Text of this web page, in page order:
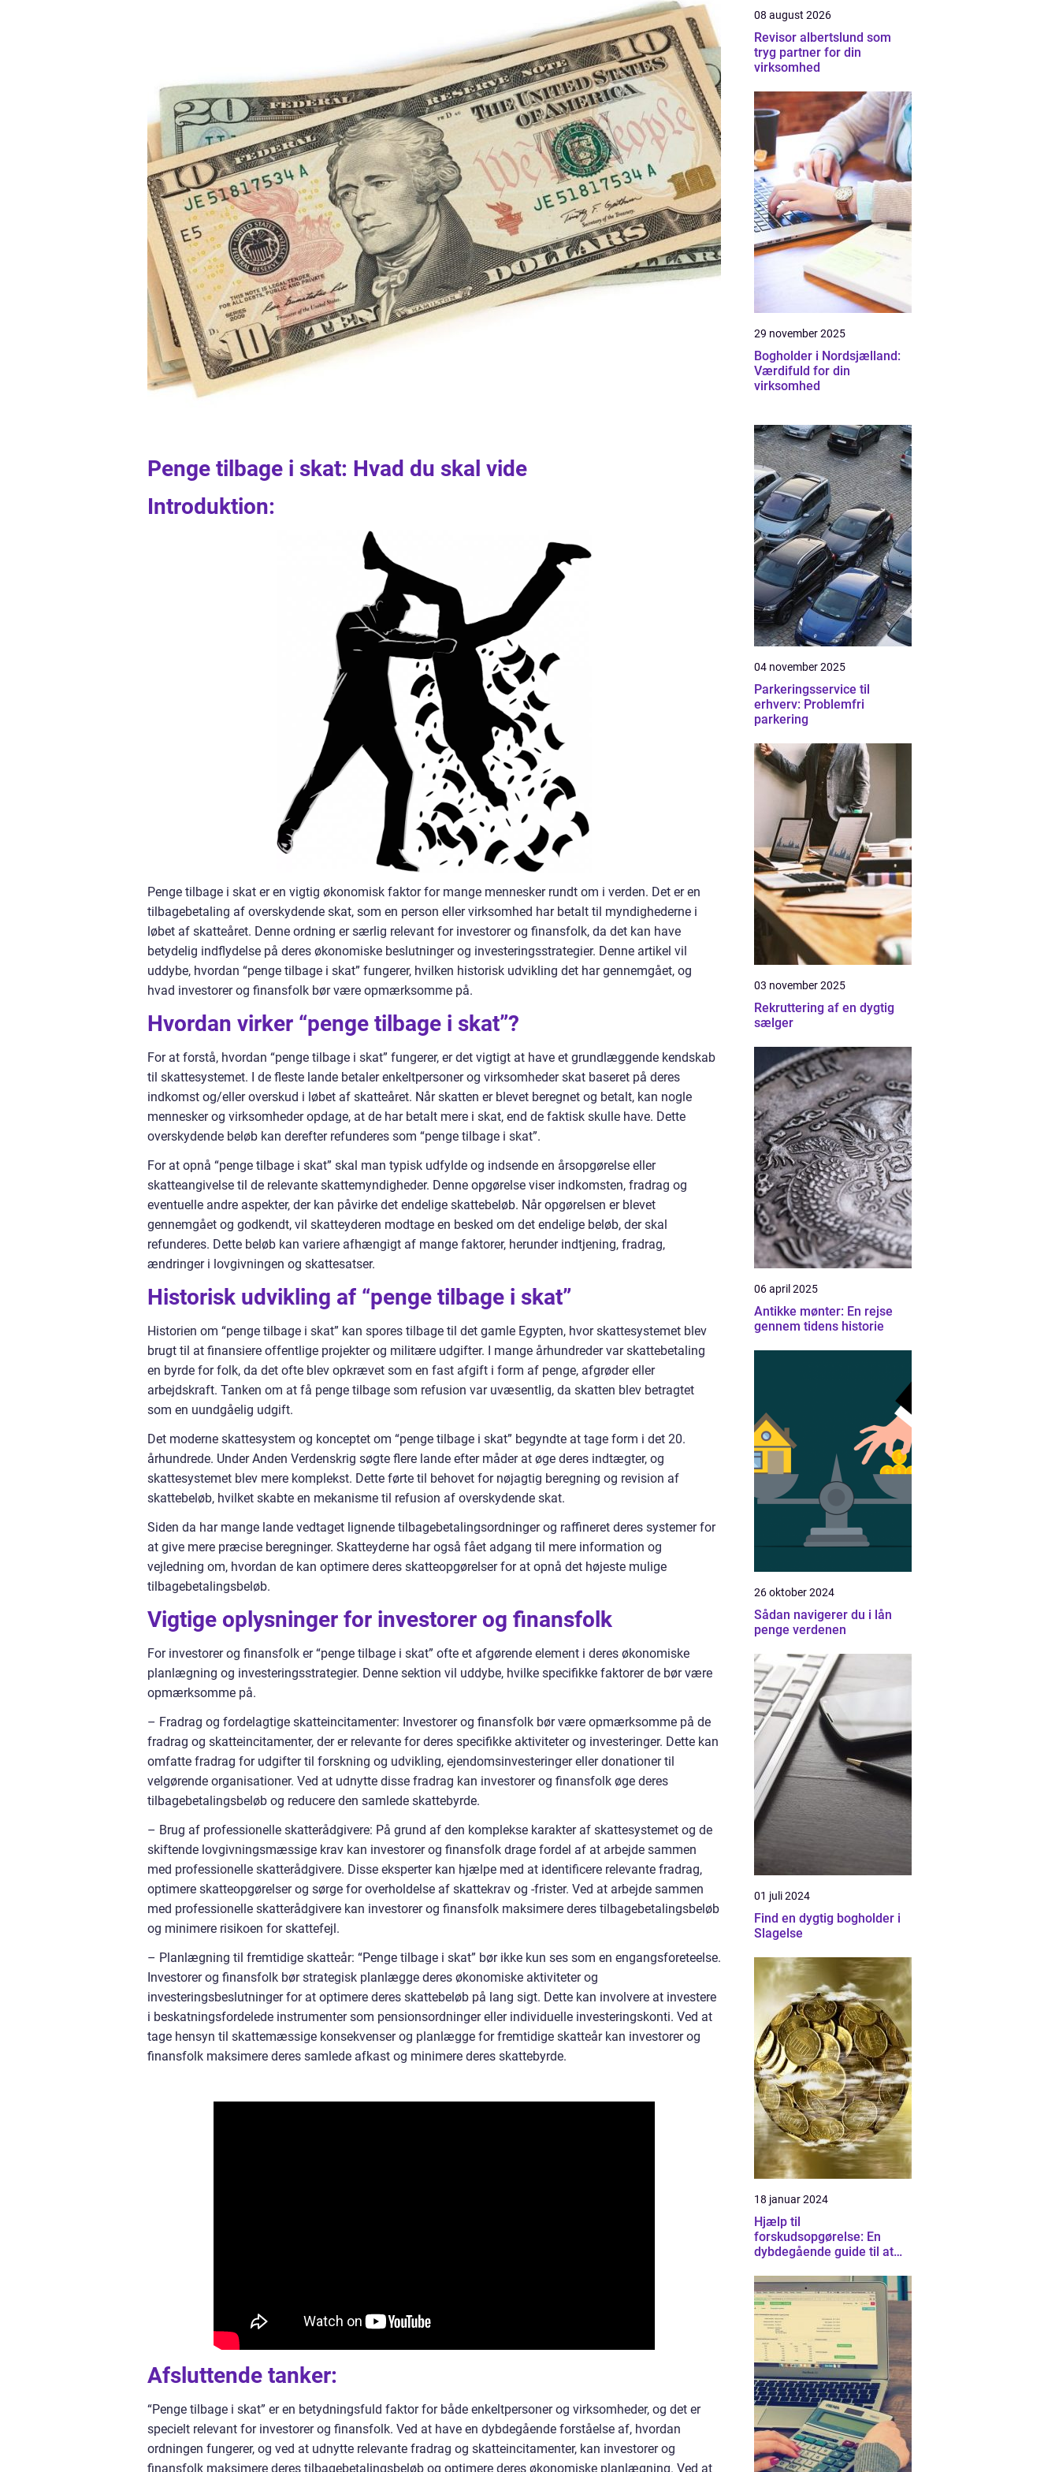
Penge tilbage i skat: Hvad du skal vide
Introduktion:
Penge tilbage i skat er en vigtig økonomisk faktor for mange mennesker rundt om i verden. Det er en
tilbagebetaling af overskydende skat, som en person eller virksomhed har betalt til myndighederne i
løbet af skatteåret. Denne ordning er særlig relevant for investorer og finansfolk, da det kan have
betydelig indflydelse på deres økonomiske beslutninger og investeringsstrategier. Denne artikel vil
uddybe, hvordan “penge tilbage i skat” fungerer, hvilken historisk udvikling det har gennemgået, og
hvad investorer og finansfolk bør være opmærksomme på.
Hvordan virker “penge tilbage i skat”?
For at forstå, hvordan “penge tilbage i skat” fungerer, er det vigtigt at have et grundlæggende kendskab
til skattesystemet. I de fleste lande betaler enkeltpersoner og virksomheder skat baseret på deres
indkomst og/eller overskud i løbet af skatteåret. Når skatten er blevet beregnet og betalt, kan nogle
mennesker og virksomheder opdage, at de har betalt mere i skat, end de faktisk skulle have. Dette
overskydende beløb kan derefter refunderes som “penge tilbage i skat”.
For at opnå “penge tilbage i skat” skal man typisk udfylde og indsende en årsopgørelse eller
skatteangivelse til de relevante skattemyndigheder. Denne opgørelse viser indkomsten, fradrag og
eventuelle andre aspekter, der kan påvirke det endelige skattebeløb. Når opgørelsen er blevet
gennemgået og godkendt, vil skatteyderen modtage en besked om det endelige beløb, der skal
refunderes. Dette beløb kan variere afhængigt af mange faktorer, herunder indtjening, fradrag,
ændringer i lovgivningen og skattesatser.
Historisk udvikling af “penge tilbage i skat”
Historien om “penge tilbage i skat” kan spores tilbage til det gamle Egypten, hvor skattesystemet blev
brugt til at finansiere offentlige projekter og militære udgifter. I mange århundreder var skattebetaling
en byrde for folk, da det ofte blev opkrævet som en fast afgift i form af penge, afgrøder eller
arbejdskraft. Tanken om at få penge tilbage som refusion var uvæsentlig, da skatten blev betragtet
som en uundgåelig udgift.
Det moderne skattesystem og konceptet om “penge tilbage i skat” begyndte at tage form i det 20.
århundrede. Under Anden Verdenskrig søgte flere lande efter måder at øge deres indtægter, og
skattesystemet blev mere komplekst. Dette førte til behovet for nøjagtig beregning og revision af
skattebeløb, hvilket skabte en mekanisme til refusion af overskydende skat.
Siden da har mange lande vedtaget lignende tilbagebetalingsordninger og raffineret deres systemer for
at give mere præcise beregninger. Skatteyderne har også fået adgang til mere information og
vejledning om, hvordan de kan optimere deres skatteopgørelser for at opnå det højeste mulige
tilbagebetalingsbeløb.
Vigtige oplysninger for investorer og finansfolk
For investorer og finansfolk er “penge tilbage i skat” ofte et afgørende element i deres økonomiske
planlægning og investeringsstrategier. Denne sektion vil uddybe, hvilke specifikke faktorer de bør være
opmærksomme på.
– Fradrag og fordelagtige skatteincitamenter: Investorer og finansfolk bør være opmærksomme på de
fradrag og skatteincitamenter, der er relevante for deres specifikke aktiviteter og investeringer. Dette kan
omfatte fradrag for udgifter til forskning og udvikling, ejendomsinvesteringer eller donationer til
velgørende organisationer. Ved at udnytte disse fradrag kan investorer og finansfolk øge deres
tilbagebetalingsbeløb og reducere den samlede skattebyrde.
– Brug af professionelle skatterådgivere: På grund af den komplekse karakter af skattesystemet og de
skiftende lovgivningsmæssige krav kan investorer og finansfolk drage fordel af at arbejde sammen
med professionelle skatterådgivere. Disse eksperter kan hjælpe med at identificere relevante fradrag,
optimere skatteopgørelser og sørge for overholdelse af skattekrav og -frister. Ved at arbejde sammen
med professionelle skatterådgivere kan investorer og finansfolk maksimere deres tilbagebetalingsbeløb
og minimere risikoen for skattefejl.
– Planlægning til fremtidige skatteår: “Penge tilbage i skat” bør ikke kun ses som en engangsforeteelse.
Investorer og finansfolk bør strategisk planlægge deres økonomiske aktiviteter og
investeringsbeslutninger for at optimere deres skattebeløb på lang sigt. Dette kan involvere at investere
i beskatningsfordelede instrumenter som pensionsordninger eller individuelle investeringskonti. Ved at
tage hensyn til skattemæssige konsekvenser og planlægge for fremtidige skatteår kan investorer og
finansfolk maksimere deres samlede afkast og minimere deres skattebyrde.
Afsluttende tanker:
“Penge tilbage i skat” er en betydningsfuld faktor for både enkeltpersoner og virksomheder, og det er
specielt relevant for investorer og finansfolk. Ved at have en dybdegående forståelse af, hvordan
ordningen fungerer, og ved at udnytte relevante fradrag og skatteincitamenter, kan investorer og
finansfolk maksimere deres tilbagebetalingsbeløb og optimere deres økonomiske planlægning. Ved at
08 august 2026
Revisor albertslund som
tryg partner for din
virksomhed
29 november 2025
Bogholder i Nordsjælland:
Værdifuld for din
virksomhed
04 november 2025
Parkeringsservice til
erhverv: Problemfri
parkering
03 november 2025
Rekruttering af en dygtig
sælger
06 april 2025
Antikke mønter: En rejse
gennem tidens historie
26 oktober 2024
Sådan navigerer du i lån
penge verdenen
01 juli 2024
Find en dygtig bogholder i
Slagelse
18 januar 2024
Hjælp til
forskudsopgørelse: En
dybdegående guide til at
skatteforhold